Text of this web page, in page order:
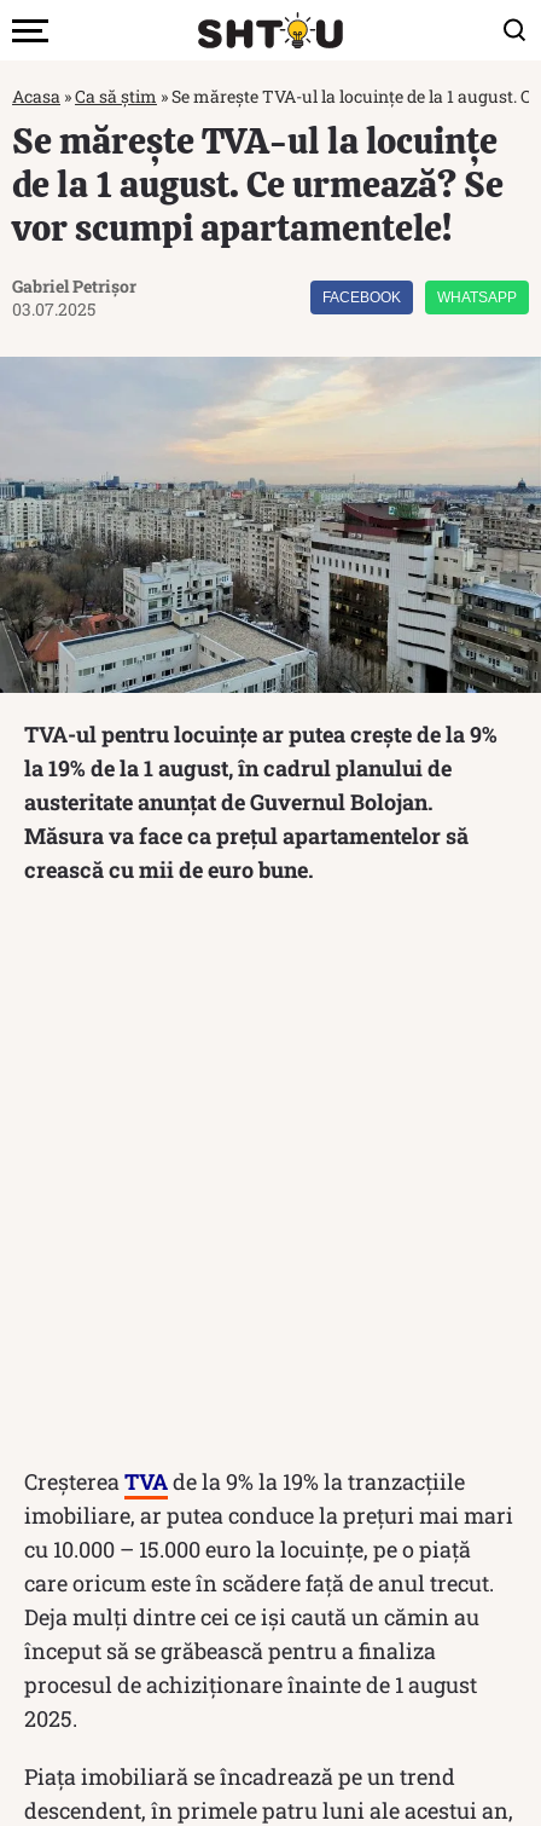
Acasa »Ca să știm »Se mărește TVA-ul la locuințe de la 1 august.
Se mărește TVA-ul la locuințe
de la 1 august. Ce urmează? Se
vor scumpi apartamentele!
Gabriel Petrișor
03.07.2025
FACEBOOK WHATSAPP
TVA-ul pentru locuințe ar putea crește de la 9%
la 19% de la 1 august, în cadrul planului de
austeritate anunțat de Guvernul Bolojan.
Măsura va face ca prețul apartamentelor să
crească cu mii de euro bune.
Creșterea TVAde la 9% la 19% la tranzacțiile
imobiliare, ar putea conduce la prețuri mai mari
cu 10.000 – 15.000 euro la locuințe, pe o piață
care oricum este în scădere față de anul trecut.
Deja mulți dintre cei ce iși caută un cămin au
început să se grăbească pentru a finaliza
procesul de achiziționare înainte de 1 august
2025.
Piața imobiliară se încadrează pe un trend
descendent, în primele patru luni ale acestui an,